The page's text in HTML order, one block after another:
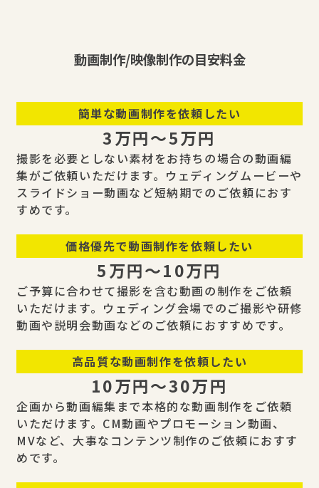
動画制作/映像制作の目安料金
簡単な動画制作を依頼したい
3万円〜5万円
撮影を必要としない素材をお持ちの場合の動画編
集がご依頼いただけます。ウェディングムービーや
スライドショー動画など短納期でのご依頼におす
すめです。
価格優先で動画制作を依頼したい
5万円〜10万円
ご予算に合わせて撮影を含む動画の制作をご依頼
いただけます。ウェディング会場でのご撮影や研修
動画や説明会動画などのご依頼におすすめです。
高品質な動画制作を依頼したい
10万円〜30万円
企画から動画編集まで本格的な動画制作をご依頼
いただけます。CM動画やプロモーション動画、
MVなど、大事なコンテンツ制作のご依頼におすす
めです。